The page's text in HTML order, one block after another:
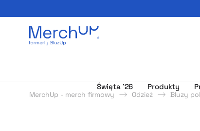
Odzież reklamowa z nadrukiem i gadżety
Święta ’26 Produkty
MerchUp - merch firmowy Odzież Bluzy